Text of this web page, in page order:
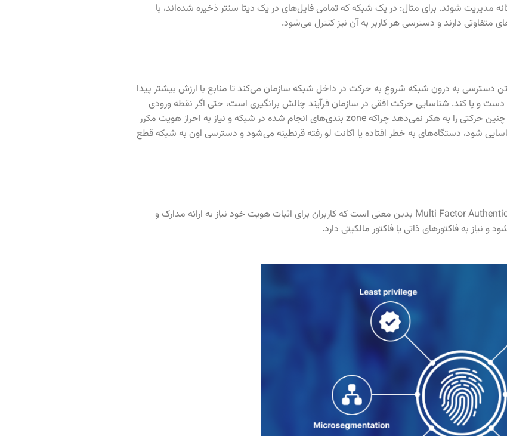
شوند. برای مثال: در یک شبکه که تمامی فایل‌های در یک دیتا سنتر ذخیره شده‌اند، با
متفاوتی دارند و دسترسی هر کاربر به آن نیز کنترل می‌شود.
به درون شبکه شروع به حرکت در داخل شبکه سازمان می‌کند تا منابع با ارزش بیشتر پیدا
و پا کند. شناسایی حرکت افقی در سازمان فرآیند چالش برانگیری است، حتی اگر نقطه ورودی
حرکتی را به هکر نمی‌دهد چراکه
zone بندی‌های انجام شده در شبکه و نیاز به احراز هویت مکرر
شود، دستگاه‌های به خطر افتاده یا اکانت لو رفته قرنطینه می‌شود و دسترسی اون به شبکه قطع
احراز هویت چند عاملی یکی از مؤلفه‌های اصلی امنیت Zero Trust است. Multi Factor Authentication بدین معنی است که کاربران برای اثبات هویت خود نیاز به ارائه مدارک و
نیاز به فاکتورهای ذاتی یا فاکتور مالکیتی دارد.